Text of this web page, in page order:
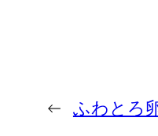
← ふわとろ